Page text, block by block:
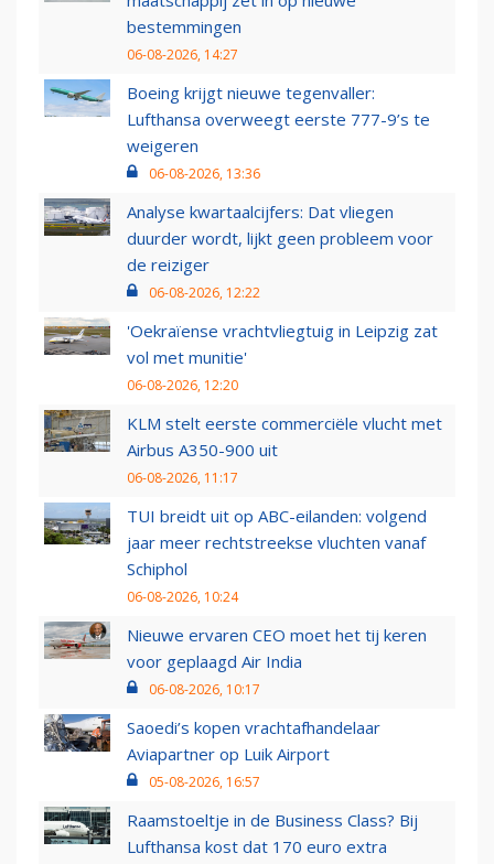
bestemmingen
06-08-2026, 14:27
Boeing krijgt nieuwe tegenvaller:
Lufthansa overweegt eerste 777-9’s te
weigeren
06-08-2026, 13:36
Analyse kwartaalcijfers: Dat vliegen
duurder wordt, lijkt geen probleem voor
de reiziger
06-08-2026, 12:22
'Oekraïense vrachtvliegtuig in Leipzig zat
vol met munitie'
06-08-2026, 12:20
KLM stelt eerste commerciële vlucht met
Airbus A350-900 uit
06-08-2026, 11:17
TUI breidt uit op ABC-eilanden: volgend
jaar meer rechtstreekse vluchten vanaf
Schiphol
06-08-2026, 10:24
Nieuwe ervaren CEO moet het tij keren
voor geplaagd Air India
06-08-2026, 10:17
Saoedi’s kopen vrachtafhandelaar
Aviapartner op Luik Airport
05-08-2026, 16:57
Raamstoeltje in de Business Class? Bij
Lufthansa kost dat 170 euro extra